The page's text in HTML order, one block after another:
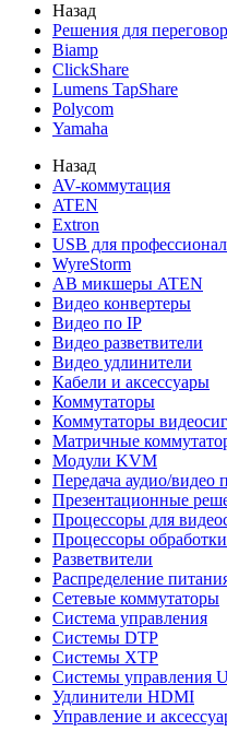
Назад
Решения для
Biamp
ClickShare
Lumens TapShare
Polycom
Yamaha
Назад
AV-коммутация
ATEN
Extron
USB для
WyreStorm
АВ микшеры ATEN
Видео конвертеры
Видео по IP
Видео разветвители
Видео удлинители
Кабели и аксессуары
Коммутаторы
Коммутаторы
Матричные
Модули KVM
Передача аудио/видео
Презентационные
Процессоры для
Процессоры
Разветвители
Распределение
Сетевые коммутаторы
Система управления
Системы DTP
Системы XTP
Системы управления
Удлинители HDMI
Управление и